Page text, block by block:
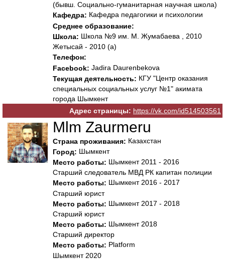
(бывш. Социально-гуманитарная научная школа)
Кафедра: Кафедра педагогики и психологии
Среднее образование:
Школа: Школа №9 им. М. Жумабаева , 2010
Жетысай - 2010 (а)
Телефон:
Facebook: Jadira Daurenbekova
Текущая деятельность: КГУ "Центр оказания
специальных социальных услуг №1" акимата
города Шымкент
Адрес страницы: https://vk.com/id514503561
Mlm Zaurmeru
Страна проживания: Казахстан
Город: Шымкент
Место работы: Шымкент 2011 - 2016
Старший следователь МВД РК капитан полиции
Место работы: Шымкент 2016 - 2017
Старший юрист
Место работы: Шымкент 2017 - 2018
Старший юрист
Место работы: Шымкент 2018
Старший директор
Место работы: Platform
Шымкент 2020